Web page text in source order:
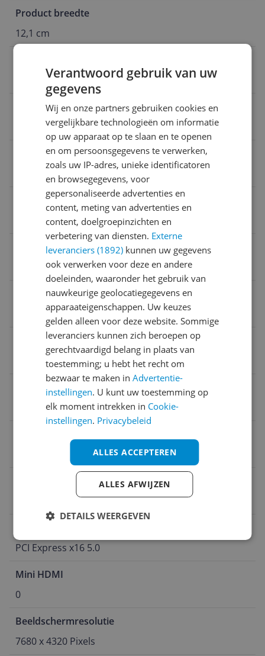
Product breedte
12,1 cm
12 Ultimate
GeForce RTX 5080
Type aansluiting
PCI Express x16 5.0
Maximaal aantal schermen
Voorzien van LED verlichting
Product lengte
30,3 cm
Verpakking hoogte
23,5 cm
Fabrikant
NVIDIA
PCI Express x16 5.0
Mini HDMI
0
Beeldschermresolutie
7680 x 4320 Pixels
Verantwoord gebruik van uw
gegevens
Wij en onze partners gebruiken cookies en
vergelijkbare technologieën om informatie
op uw apparaat op te slaan en te openen
en om persoonsgegevens te verwerken,
zoals uw IP-adres, unieke identificatoren
en browsegegevens, voor
gepersonaliseerde advertenties en
content, meting van advertenties en
content, doelgroepinzichten en
verbetering van diensten. Externe
leveranciers (1892) kunnen uw gegevens
ook verwerken voor deze en andere
doeleinden, waaronder het gebruik van
nauwkeurige geolocatiegegevens en
apparaateigenschappen. Uw keuzes
gelden alleen voor deze website. Sommige
leveranciers kunnen zich beroepen op
gerechtvaardigd belang in plaats van
toestemming; u hebt het recht om
bezwaar te maken inAdvertentie-
instellingen. U kunt uw toestemming op
elk moment intrekken in Cookie-
instellingen. Privacybeleid
ALLES ACCEPTEREN
ALLES AFWIJZEN
DETAILS WEERGEVEN